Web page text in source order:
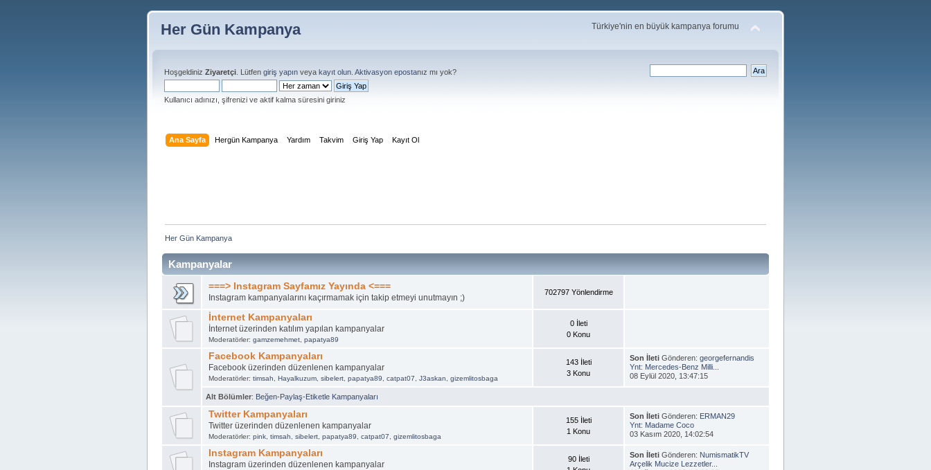
Her Gün Kampanya Türkiye'nin en büyük kampanya forumu
Hoşgeldiniz Ziyaretçi . Lütfen giriş yapın veya kayıt olun Aktivasyon epostanız mı yok?
Kullanıcı adınızı, şifrenizi ve aktif kalma süresini giriniz
Ana Sayfa Hergün Kampanya Yardım Takvim Giriş Yap Kayıt Ol
Her Gün Kampanya
Kampanyalar
===> Instagram Sayfamız Yayında <===
Instagram kampanyalarını kaçırmamak için takip etmeyi unutmayın ;)
702797 Yönlendirme
İnternet Kampanyaları
İnternet üzerinden katılım yapılan kampanyalar
Moderatörler: gamzemehmet, papatya89
0 İleti
0 Konu
Facebook Kampanyaları
Facebook üzerinden düzenlenen kampanyalar
Moderatörler: timsah Hayalkuzum, sibelert, papatya89 catpat07 J3askan gizemlitosbaga
143 İleti
3 Konu
Son İleti Gönderen:georgefernandis
Ynt: Mercedes-Benz Milli...
08 Eylül 2020, 13:47:15
Alt Bölümler: Beğen-Paylaş-Etiketle Kampanyaları
Twitter Kampanyaları
Twitter üzerinden düzenlenen kampanyalar
Moderatörler: pink, timsah sibelert, papatya89 catpat07 gizemlitosbaga
155 İleti
1 Konu
Son İleti Gönderen: ERMAN29
Ynt: Madame Coco
03 Kasım 2020, 14:02:54
Instagram Kampanyaları
Instagram üzerinden düzenlenen kampanyalar
90 İleti
Son İleti Gönderen: NumismatikTV
Arçelik Mucize Lezzetler...